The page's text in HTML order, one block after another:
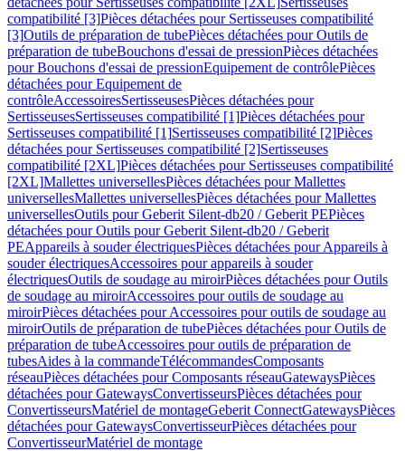
compatibilité [3]Pièces détachées pour Sertisseuses compatibilité
[3]Outils de préparation de tubePièces détachées pour Outils de
préparation de tubeBouchons d'essai de pressionPièces détachées
pour Bouchons d'essai de pressionEquipement de contrôlePièces
détachées pour Equipement de
contrôleAccessoiresSertisseusesPièces détachées pour
SertisseusesSertisseuses compatibilité [1]Pièces détachées pour
Sertisseuses compatibilité [1]Sertisseuses compatibilité [2]Pièces
détachées pour Sertisseuses compatibilité [2]Sertisseuses
compatibilité [2XL]Pièces détachées pour Sertisseuses compatibilité
[2XL]Mallettes universellesPièces détachées pour Mallettes
universellesMallettes universellesPièces détachées pour Mallettes
universellesOutils pour Geberit Silent-db20 / Geberit PEPièces
détachées pour Outils pour Geberit Silent-db20 / Geberit
PEAppareils à souder électriquesPièces détachées pour Appareils à
souder électriquesAccessoires pour appareils à souder
électriquesOutils de soudage au miroirPièces détachées pour Outils
de soudage au miroirAccessoires pour outils de soudage au
miroirPièces détachées pour Accessoires pour outils de soudage au
miroirOutils de préparation de tubePièces détachées pour Outils de
préparation de tubeAccessoires pour outils de préparation de
tubesAides à la commandeTélécommandesComposants
réseauPièces détachées pour Composants réseauGatewaysPièces
détachées pour GatewaysConvertisseursPièces détachées pour
ConvertisseursMatériel de montageGeberit ConnectGatewaysPièces
détachées pour GatewaysConvertisseurPièces détachées pour
ConvertisseurMatériel de montage